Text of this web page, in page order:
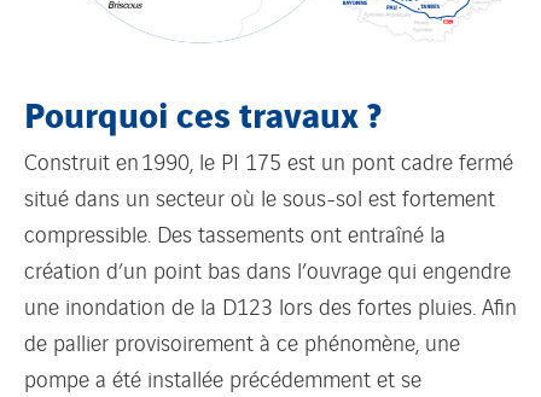
Pourquoi ces travaux ?
Construit en 1990, le PI 175 est un pont cadre fermé
situé dans un secteur où le sous-sol est fortement
compressible. Des tassements ont entraîné la
création d’un point bas dans l’ouvrage qui engendre
une inondation de la D123 lors des fortes pluies. Afin
de pallier provisoirement à ce phénomène, une
pompe a été installée précédemment et se